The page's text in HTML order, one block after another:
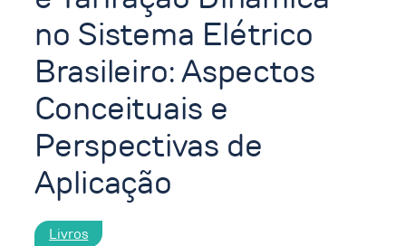
no Sistema Elétrico
Brasileiro: Aspectos
Conceituais e
Perspectivas de
Aplicação
Livros